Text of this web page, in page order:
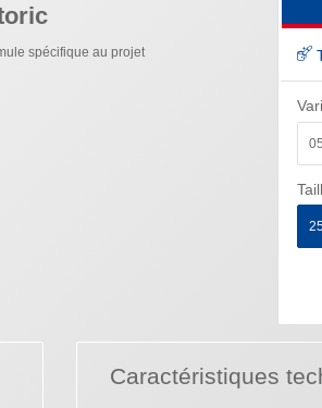
spécifique au projet
Caractéristiques